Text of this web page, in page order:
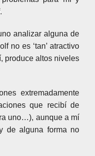
analizar alguna de
no es ‘tan’ atractivo
produce altos niveles
extremadamente
que recibí de
uno…), aunque a mí
de alguna forma no